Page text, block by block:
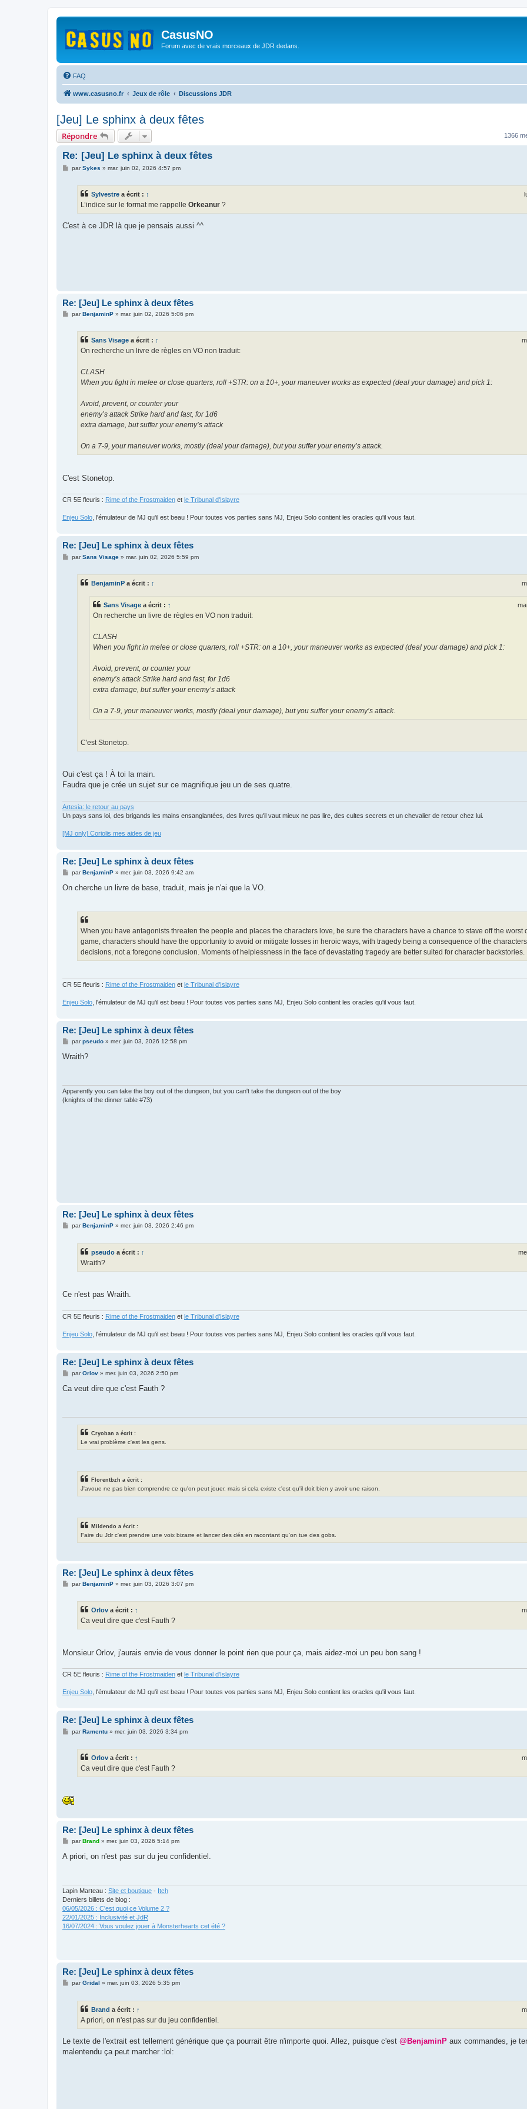
CasusNO
Forum avec de vrais morceaux de JDR dedans.
FAQ
www.casusno.fr Jeux de rôle Discussions JDR
[Jeu] Le sphinx à deux fêtes
Répondre 1366
Re: [Jeu] Le sphinx à deux fêtes
MparSykes » mar. juin 02, 2026 4:57 pm
Sylvestre a écrit : ↑
L’indice sur le format me rappelle Orkeanur ?
C'est à ce JDR là que je pensais aussi ^^
Re: [Jeu] Le sphinx à deux fêtes
MparBenjaminP» mar. juin 02, 2026 5:06 pm
Sans Visage a écrit : ↑
On recherche un livre de règles en VO non traduit:
CLASH
When you fight in melee or close quarters, roll +STR: on a 10+, your maneuver works as expected (deal your damage) and pick 1:
Avoid, prevent, or counter your
enemy’s attack Strike hard and fast, for 1d6
extra damage, but suffer your enemy’s attack
On a 7-9, your maneuver works, mostly (deal your damage), but you suffer your enemy’s attack.
C'est Stonetop.
CR 5E fleuris : Rime of the Frostmaiden et le Tribunal d'Islayre
Enjeu Solo , l'émulateur de MJ qu'il est beau ! Pour toutes vos parties sans MJ, Enjeu Solo contient les oracles qu'il vous faut.
Re: [Jeu] Le sphinx à deux fêtes
MparSans Visage» mar. juin 02, 2026 5:59 pm
BenjaminP a écrit : ↑
Sans Visage a écrit : ↑
On recherche un livre de règles en VO non traduit:
CLASH
When you fight in melee or close quarters, roll +STR: on a 10+, your maneuver works as expected (deal your damage) and pick 1:
Avoid, prevent, or counter your
enemy’s attack Strike hard and fast, for 1d6
extra damage, but suffer your enemy’s attack
On a 7-9, your maneuver works, mostly (deal your damage), but you suffer your enemy’s attack.
C'est Stonetop.
Oui c'est ça ! À toi la main.
Faudra que je crée un sujet sur ce magnifique jeu un de ses quatre.
Artesia: le retour au pays
Un pays sans loi, des brigands les mains ensanglantées, des livres qu'il vaut mieux ne pas lire, des cultes secrets et un chevalier de retour chez lui.
[MJ only] Coriolis mes aides de jeu
Re: [Jeu] Le sphinx à deux fêtes
M
s
par BenjaminP» mer. juin 03, 2026 9:42 am
On cherche un livre de base, traduit, mais je n'ai que la VO.
When you have antagonists threaten the people and places the characters love, be sure the characters have a chance to stave off the worst
game, characters should have the opportunity to avoid or mitigate losses in heroic ways, with tragedy being a consequence of the
decisions, not a foregone conclusion. Moments of helplessness in the face of devastating tragedy are better suited for character backstories.
CR 5E fleuris : Rime of the Frostmaiden et le Tribunal d'Islayre
Enjeu Solo , l'émulateur de MJ qu'il est beau ! Pour toutes vos parties sans MJ, Enjeu Solo contient les oracles qu'il vous faut.
Re: [Jeu] Le sphinx à deux fêtes
M
s
parpseudo» mer. juin 03, 2026 12:58 pm
Wraith?
Apparently you can take the boy out of the dungeon, but you can't take the dungeon out of the boy
(knights of the dinner table #73)
Re: [Jeu] Le sphinx à deux fêtes
MparBenjaminP» mer. juin 03, 2026 2:46 pm
pseudo a écrit : ↑
Wraith?
Ce n'est pas Wraith.
CR 5E fleuris : Rime of the Frostmaiden et le Tribunal d'Islayre
Enjeu Solo , l'émulateur de MJ qu'il est beau ! Pour toutes vos parties sans MJ, Enjeu Solo contient les oracles qu'il vous faut.
Re: [Jeu] Le sphinx à deux fêtes
M
s
parOrlov» mer. juin 03, 2026 2:50 pm
Ca veut dire que c'est Fauth ?
Cryoban a écrit :
Le vrai problème c'est les gens.
Florentbzh a écrit :
J'avoue ne pas bien comprendre ce qu'on peut jouer, mais si cela existe c'est qu'il doit bien y avoir une raison.
Mildendo a écrit :
Faire du Jdr c'est prendre une voix bizarre et lancer des dés en racontant qu'on tue des gobs.
Re: [Jeu] Le sphinx à deux fêtes
MparBenjaminP» mer. juin 03, 2026 3:07 pm
Orlov a écrit : ↑
Ca veut dire que c'est Fauth ?
Monsieur Orlov, j'aurais envie de vous donner le point rien que pour ça, mais aidez-moi un peu bon sang !
CR 5E fleuris : Rime of the Frostmaiden et le Tribunal d'Islayre
Enjeu Solo , l'émulateur de MJ qu'il est beau ! Pour toutes vos parties sans MJ, Enjeu Solo contient les oracles qu'il vous faut.
Re: [Jeu] Le sphinx à deux fêtes
MparRamentu» mer. juin 03, 2026 3:34 pm
Orlov a écrit : ↑
Ca veut dire que c'est Fauth ?
Re: [Jeu] Le sphinx à deux fêtes
M
s
s
parBrand» mer. juin 03, 2026 5:14 pm
A priori, on n'est pas sur du jeu confidentiel.
Lapin Marteau : Site et boutique - Itch
Derniers billets de blog :
06/05/2026 : C'est quoi ce Volume 2 ?
22/01/2025 : Inclusivité et JdR
16/07/2024 : Vous voulez jouer à Monsterhearts cet été ?
Re: [Jeu] Le sphinx à deux fêtes
MparGridal » mer. juin 03, 2026 5:35 pm
Brand a écrit : ↑
A priori, on n'est pas sur du jeu confidentiel.
Le texte de l'extrait est tellement générique que ça pourrait être n'importe quoi. Allez, puisque c'est @BenjaminP aux commandes, je
malentendu ça peut marcher :lol: